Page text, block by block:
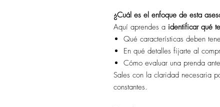
¿Cuál es el enfoque de esta
Aquí aprendes a identificar qué
Qué características deben
En qué detalles fijarte al
Cómo evaluar una prenda
Sales con la claridad necesaria
constantes.